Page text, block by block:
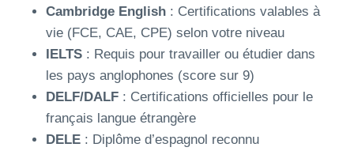
Cambridge English : Certifications valables à
vie (FCE, CAE, CPE) selon votre niveau
IELTS : Requis pour travailler ou étudier dans
les pays anglophones (score sur 9)
DELF/DALF : Certifications officielles pour le
français langue étrangère
DELE : Diplôme d’espagnol reconnu